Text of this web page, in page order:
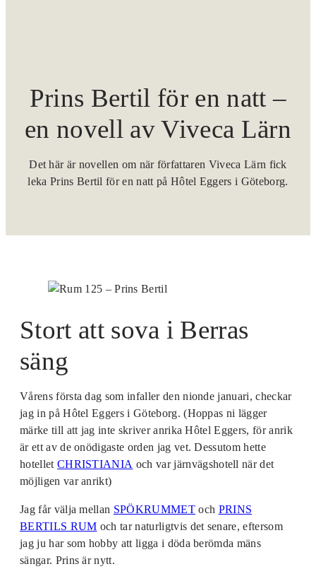
Prins Bertil för en natt –
en novell av Viveca Lärn
Det här är novellen om när författaren Viveca Lärn fick
leka Prins Bertil för en natt på Hôtel Eggers i Göteborg.
Stort att sova i Berras
säng
Vårens första dag som infaller den nionde januari, checkar
jag in på Hôtel Eggers i Göteborg. (Hoppas ni lägger
märke till att jag inte skriver anrika Hôtel Eggers, för anrik
är ett av de onödigaste orden jag vet. Dessutom hette
hotellet CHRISTIANIA och var järnvägshotell när det
möjligen var anrikt)
Jag får välja mellan SPÖKRUMMEToch PRINS
BERTILS RUM och tar naturligtvis det senare, eftersom
jag ju har som hobby att ligga i döda berömda mäns
sängar. Prins är nytt.